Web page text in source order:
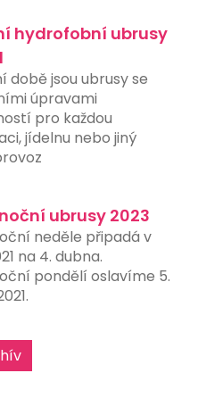
online nákupy,
čerpací stanice a další
rychlost a jednoduchost
klíčovou roli.
hydrofobní ubrusy
době jsou ubrusy se
úpravami
pro každou
jídelnu nebo jiný
ubrusy 2023
neděle připadá v
na 4. dubna.
pondělí oslavíme 5.